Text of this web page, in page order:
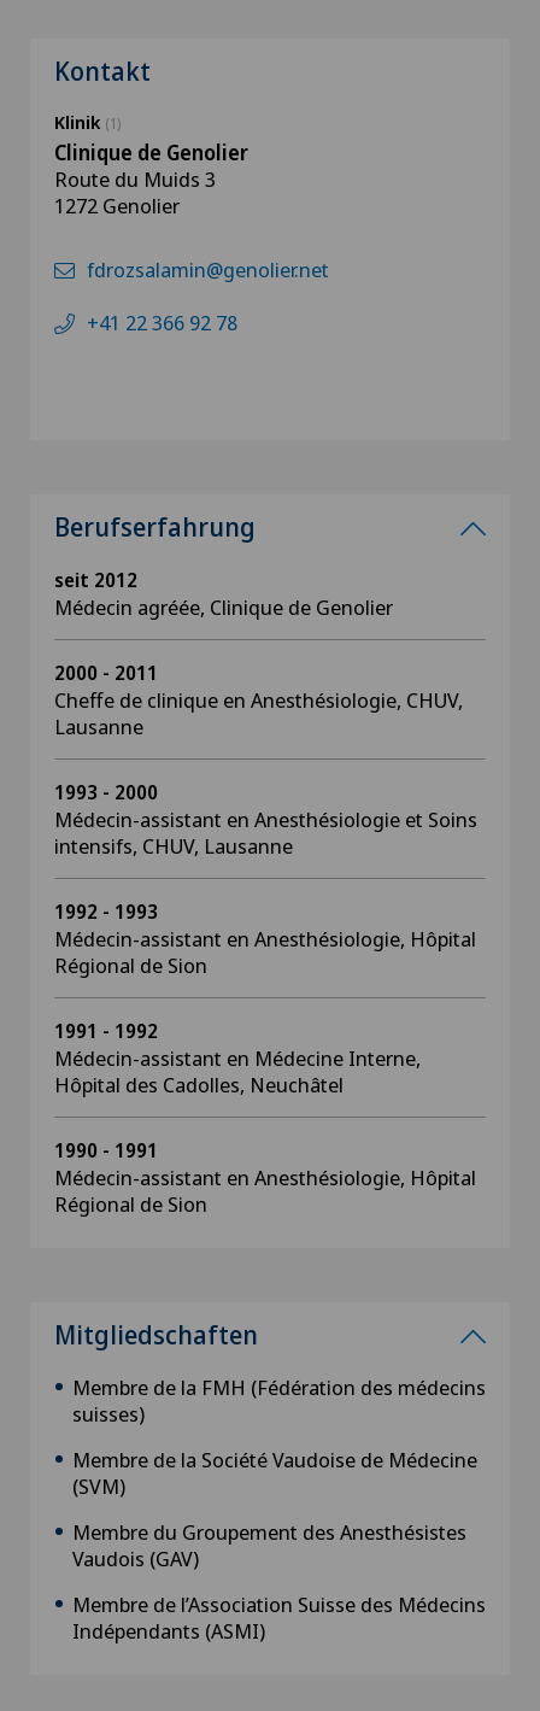
Kontakt
Klinik (1)
Clinique de Genolier
Route du Muids 3
1272 Genolier
fdrozsalamin@genolier.net
+41 22 366 92 78
Berufserfahrung
seit 2012
Médecin agréée, Clinique de Genolier
2000 - 2011
Cheffe de clinique en Anesthésiologie, CHUV,
Lausanne
1993 - 2000
Médecin-assistant en Anesthésiologie et Soins
intensifs, CHUV, Lausanne
1992 - 1993
Médecin-assistant en Anesthésiologie, Hôpital
Régional de Sion
1991 - 1992
Médecin-assistant en Médecine Interne,
Hôpital des Cadolles, Neuchâtel
1990 - 1991
Médecin-assistant en Anesthésiologie, Hôpital
Régional de Sion
Mitgliedschaften
Membre de la FMH (Fédération des médecins
suisses)
Membre de la Société Vaudoise de Médecine
(SVM)
Membre du Groupement des Anesthésistes
Vaudois (GAV)
Membre de l’Association Suisse des Médecins
Indépendants (ASMI)